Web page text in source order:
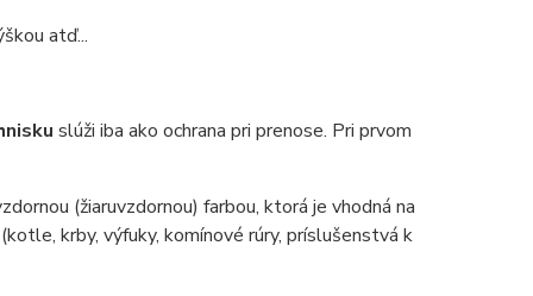
atď...
slúži iba ako ochrana pri prenose. Pri prvom
(žiaruvzdornou) farbou, ktorá je vhodná na
krby, výfuky, komínové rúry, príslušenstvá k